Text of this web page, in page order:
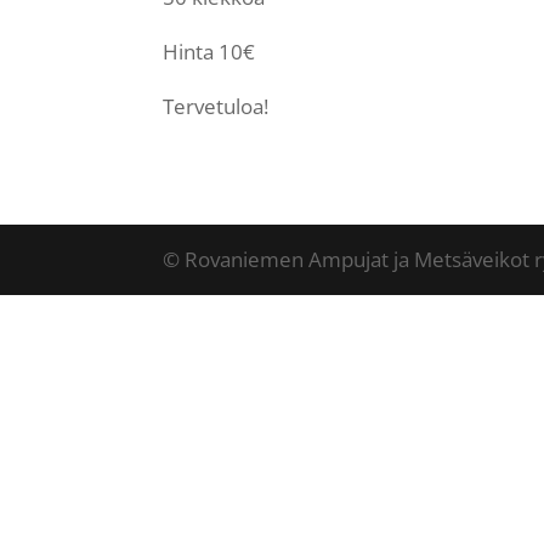
Hinta 10€
Tervetuloa!
© Rovaniemen Ampujat ja Metsäveikot